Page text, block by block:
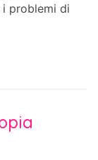
problemi di